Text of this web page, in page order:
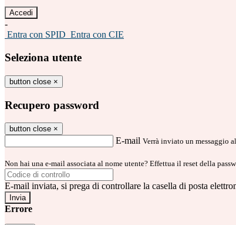
-
Entra con SPID Entra con CIE
Seleziona utente
button close ×
Recupero password
button close ×
E-mail Verrà inviato un messaggio
Non hai una e-mail associata al nome utente? Effettua il reset della
E-mail inviata, si prega di controllare la casella di posta
Errore